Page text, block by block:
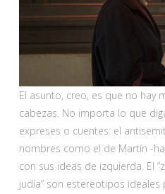
El asunto, creo, es que no hay
cabezas. No importa lo que
expreses o cuentes: el
nombres como el de Martín -
con sus ideas de izquierda. El
judía” son estereotipos